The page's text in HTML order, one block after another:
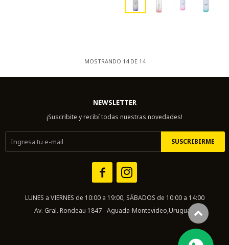
MOSTRANDO 14DE 14
NEWSLETTER
¡Suscribite y recibí todas nuestras novedades!
SUSCRIBIRME
 
LUNES a VIERNES de 10:00 a 19:00, SÁBADOS de 10:00 a 14:00
Av. Gral. Rondeau 1847 - Aguada-Montevideo,Uruguay.